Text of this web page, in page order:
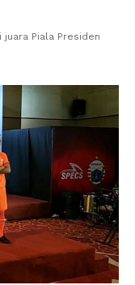
Piala Presiden